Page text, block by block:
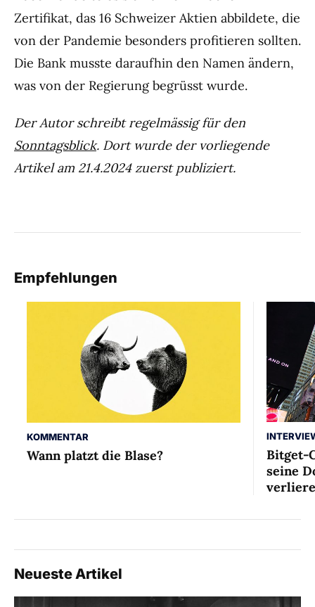
Zertifikat, das 16 Schweizer Aktien abbildete, die
von der Pandemie besonders profitieren sollten.
Die Bank musste daraufhin den Namen ändern,
was von der Regierung begrüsst wurde.
Der Autor schreibt regelmässig für den
Sonntagsblick. Dort wurde der vorliegende
Artikel am 21.4.2024 zuerst publiziert.
Empfehlungen
KOMMENTAR
Wann platzt die Blase?
Bitget-
seine
Neueste Artikel